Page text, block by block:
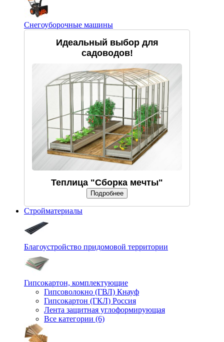
Снегоуборочные машины
Идеальный выбор для
садоводов!
Теплица "Сборка мечты"
Подробнее
Стройматериалы
Благоустройство придомовой территории
Гипсокартон, комплектующие
Гипсоволокно (ГВЛ) Кнауф
Гипсокартон (ГКЛ) Россия
Лента защитная углоформирующая
Все категории (6)